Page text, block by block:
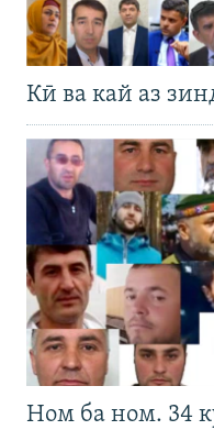
Кӣ ва кай аз
Ном ба ном. 34